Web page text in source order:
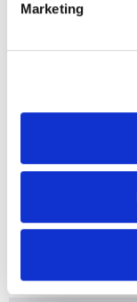
Marketing
ROLLO